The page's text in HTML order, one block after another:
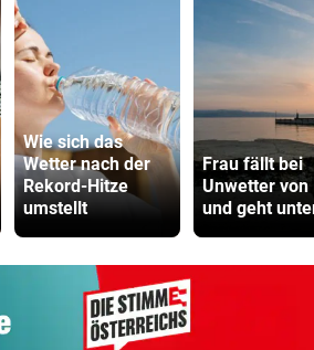
Wie sich das
Wetter nach der
Rekord-Hitze
umstellt
Frau fällt bei
Unwetter von
und geht